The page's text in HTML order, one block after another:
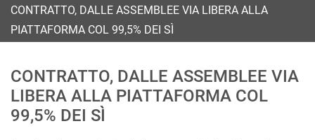
CONTRATTO, DALLE ASSEMBLEE VIA LIBERA ALLA
PIATTAFORMA COL 99,5% DEI SÌ
CONTRATTO, DALLE ASSEMBLEE VIA
LIBERA ALLA PIATTAFORMA COL
99,5% DEI SÌ